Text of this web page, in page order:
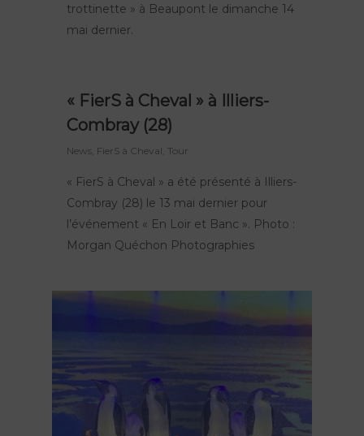
trottinette » à Beaupont le dimanche 14
mai dernier.
« FierS à Cheval » à Illiers-
Combray (28)
News FierS à Cheval ,Tour
« FierS à Cheval » a été présenté à Illiers-
Combray (28) le 13 mai dernier pour
l’événement « En Loir et Banc ». Photo :
Morgan Quéchon Photographies